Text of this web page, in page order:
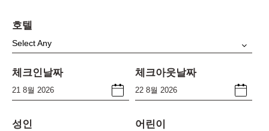
호텔
Select Any
체크인날짜 체크아웃날짜
성인 어린이